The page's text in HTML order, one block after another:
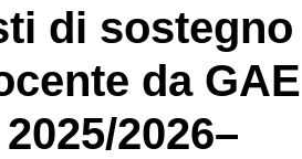
di sostegno
da GAE
2026–